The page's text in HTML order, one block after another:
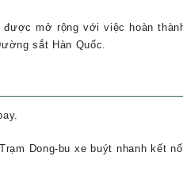
được mở rộng với việc hoàn
sắt Hàn Quốc.
Dong-bu xe buýt nhanh kết